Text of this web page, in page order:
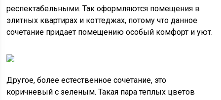
респектабельными. Так оформляются помещения в
элитных квартирах и коттеджах, потому что данное
сочетание придает помещению особый комфорт и уют.
Другое, более естественное сочетание, это
коричневый с зеленым. Такая пара теплых цветов